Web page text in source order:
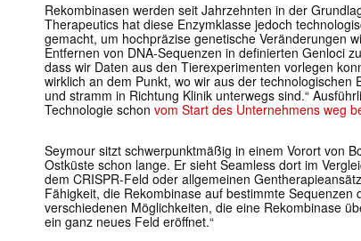
Rekombinasen werden seit Jahrzehnten in der
Therapeutics hat diese Enzymklasse jedoch
gemacht, um hochpräzise genetische Veränderungen
Entfernen von DNA-Sequenzen in definierten Genloci
dass wir Daten aus den Tierexperimenten vorlegen
wirklich an dem Punkt, wo wir aus der technologischen
und stramm in Richtung Klinik unterwegs sind.“
Technologie schon vom Start des Unternehmens weg
Seymour sitzt schwerpunktmäßig in einem Vorort von
Ostküste schon lange. Er sieht Seamless dort im
dem CRISPR-Feld oder allgemeinen
Fähigkeit, die Rekombinase auf bestimmte Sequenzen
verschiedenen Möglichkeiten, die eine Rekombinase
ein ganz neues Feld eröffnet.“